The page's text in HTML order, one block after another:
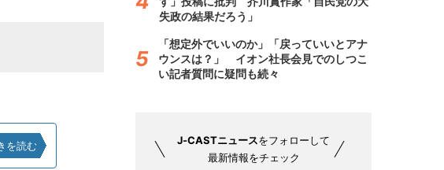
を読む
失政の結果だろう」
「想定外でいいのか」「戻っていいとアナ
ウンスは？」 イオン社長会見でのしつこ
い記者質問に疑問も続々
J-CASTニュースをフォローして
最新情報をチェック